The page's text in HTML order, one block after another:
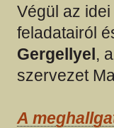
Végül az
feladatairól
Gergellyel,
szervezet
A